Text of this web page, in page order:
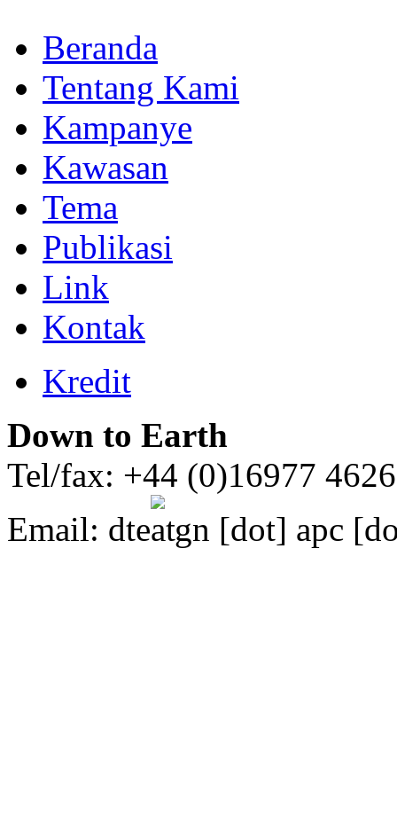
Beranda
Tentang Kami
Kampanye
Kawasan
Tema
Publikasi
Link
Kontak
Kredit
Down to Earth
Tel/fax: +44 (0)16977
Email: dte gn [dot] apc